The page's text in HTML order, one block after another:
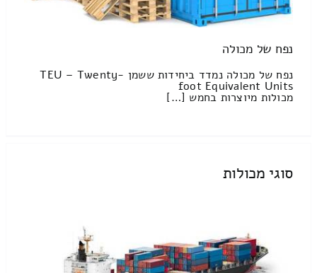
נפח של מכולה
נפח של מכולה נמדד ביחידות ששמן TEU – Twenty-
foot Equivalent Units
מכולות מיוצרות בחמש […]
סוגי מכולות